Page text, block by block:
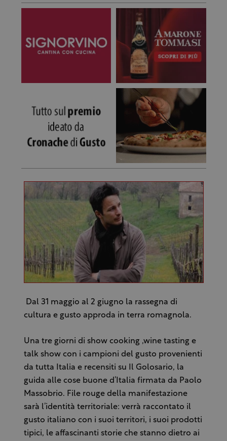
Dal 31 maggio al 2 giugno la rassegna di
cultura e gusto approda in terra romagnola.
Una tre giorni di show cooking ,wine tasting e
talk show con i campioni del gusto provenienti
da tutta Italia e recensiti su Il Golosario, la
guida alle cose buone d’Italia firmata da Paolo
Massobrio. File rouge della manifestazione
sarà l’identità territoriale: verrà raccontato il
gusto italiano con i suoi territori, i suoi prodotti
tipici, le affascinanti storie che stanno dietro ai